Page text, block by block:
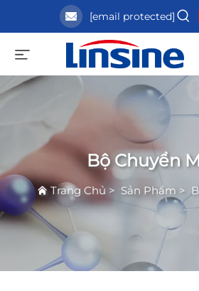
[email protected]
Bộ Chuyển
Trang Chủ > Sản Phẩm >